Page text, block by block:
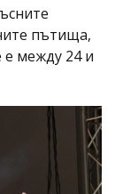
пътища,
е между 24 и